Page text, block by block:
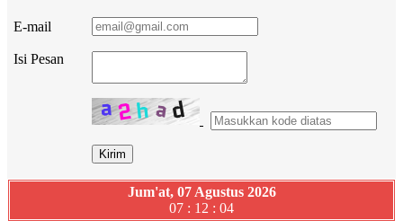
E-mail
Isi Pesan
Jum'at, 07 Agustus 2026
07 : 12 : 05